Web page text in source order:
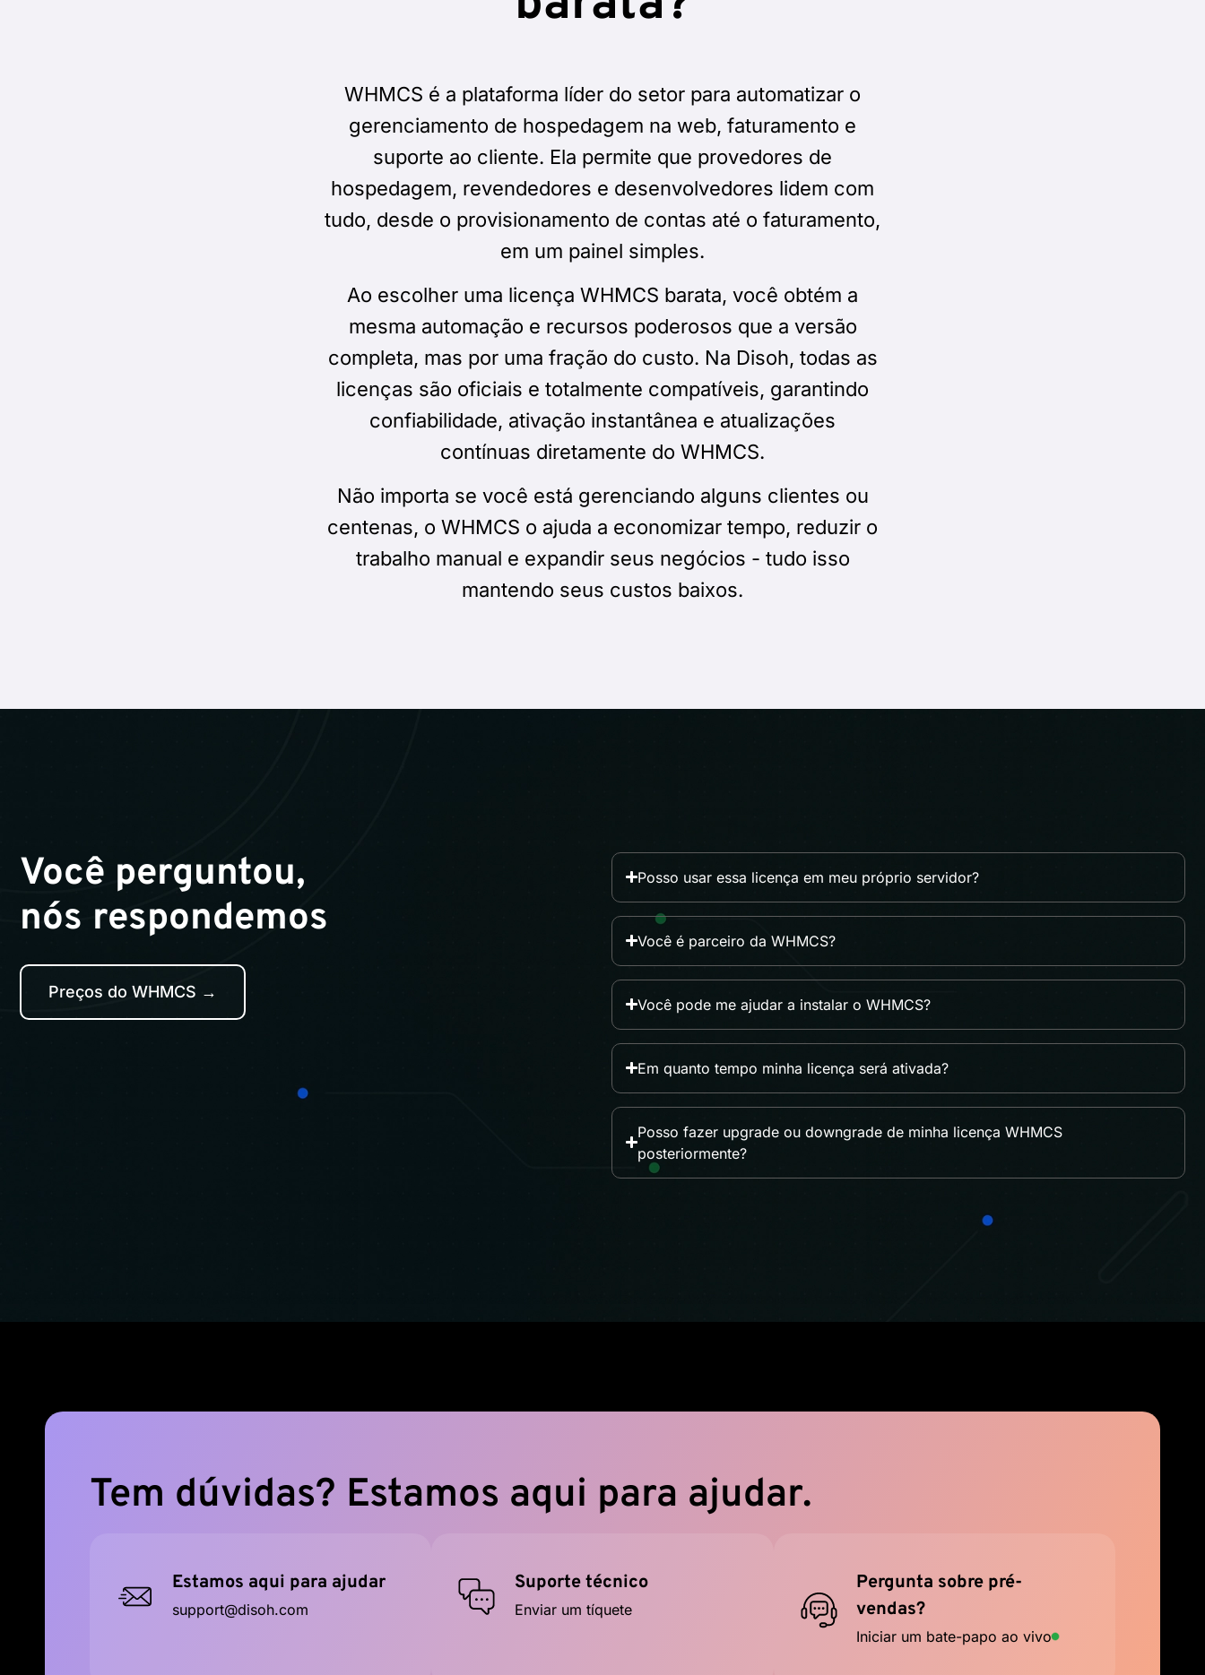
WHMCS é a plataforma líder do setor para automatizar o
gerenciamento de hospedagem na web, faturamento e
suporte ao cliente. Ela permite que provedores de
hospedagem, revendedores e desenvolvedores lidem com
tudo, desde o provisionamento de contas até o faturamento,
em um painel simples.
Ao escolher uma licença WHMCS barata, você obtém a
mesma automação e recursos poderosos que a versão
completa, mas por uma fração do custo. Na Disoh, todas as
licenças são oficiais e totalmente compatíveis, garantindo
confiabilidade, ativação instantânea e atualizações
contínuas diretamente do WHMCS.
Não importa se você está gerenciando alguns clientes ou
centenas, o WHMCS o ajuda a economizar tempo, reduzir o
trabalho manual e expandir seus negócios - tudo isso
mantendo seus custos baixos.
Você perguntou,
nós respondemos
Preços do WHMCS →
Posso usar essa licença em meu próprio servidor?
Você é parceiro da WHMCS?
Você pode me ajudar a instalar o WHMCS?
Em quanto tempo minha licença será ativada?
Posso fazer upgrade ou downgrade de minha licença WHMCS
posteriormente?
Tem dúvidas? Estamos aqui para ajudar.
Estamos aqui para ajudar
support@disoh.com
Suporte técnico
Enviar um tíquete
Pergunta sobre pré-
vendas?
Iniciar um bate-papo ao vivo